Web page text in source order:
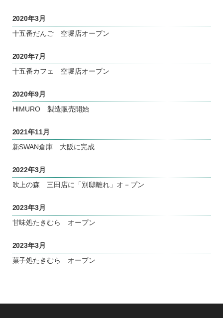
2020年3月
十五番だんご 空堀店オープン
2020年7月
十五番カフェ 空堀店オープン
2020年9月
HIMURO 製造販売開始
2021年11月
新SWAN倉庫 大阪に完成
2022年3月
吹上の森 三田店に「別邸離れ」オ－プン
2023年3月
甘味処たきむら オープン
2023年3月
菓子処たきむら オープン